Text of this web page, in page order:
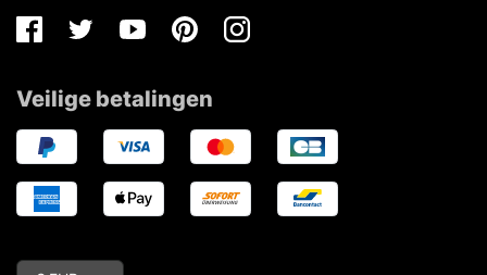
FacebookTwitterYoutubePinterestInstagram
Veilige betalingen